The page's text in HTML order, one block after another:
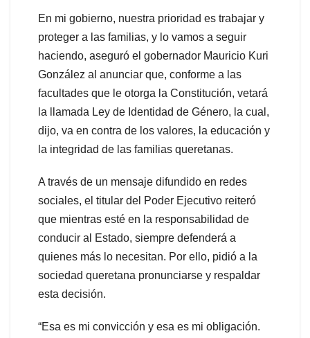
En mi gobierno, nuestra prioridad es trabajar y
proteger a las familias, y lo vamos a seguir
haciendo, aseguró el gobernador Mauricio Kuri
González al anunciar que, conforme a las
facultades que le otorga la Constitución, vetará
la llamada Ley de Identidad de Género, la cual,
dijo, va en contra de los valores, la educación y
la integridad de las familias queretanas.
A través de un mensaje difundido en redes
sociales, el titular del Poder Ejecutivo reiteró
que mientras esté en la responsabilidad de
conducir al Estado, siempre defenderá a
quienes más lo necesitan. Por ello, pidió a la
sociedad queretana pronunciarse y respaldar
esta decisión.
“Esa es mi convicción y esa es mi obligación.